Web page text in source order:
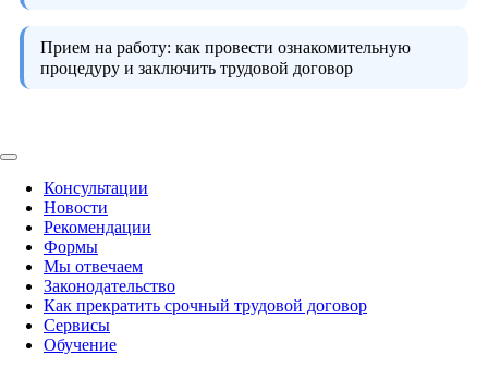
Прием на работу: как провести ознакомительную
процедуру и заключить трудовой договор
Консультации
Новости
Рекомендации
Формы
Мы отвечаем
Законодательство
Как прекратить срочный трудовой договор
Сервисы
Обучение